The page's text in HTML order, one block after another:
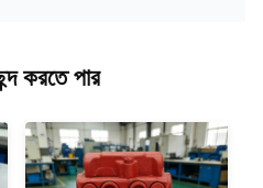
করতে পার